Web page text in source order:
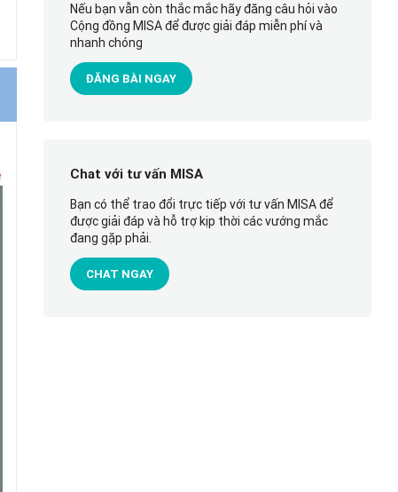
Nếu bạn vẫn còn thắc mắc hãy đăng câu hỏi vào
Cộng đồng MISA để được giải đáp miễn phí và
nhanh chóng
ĐĂNG BÀI NGAY
Chat với tư vấn MISA
Bạn có thể trao đổi trực tiếp với tư vấn MISA để
được giải đáp và hỗ trợ kịp thời các vướng mắc
đang gặp phải.
CHAT NGAY